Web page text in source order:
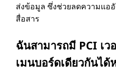
ส่งข้อมูล ซึ่งช่วยลดความแอ
สื่อสาร
ฉันสามารถมี PCI เว
เมนบอร์ดเดียวกันได้